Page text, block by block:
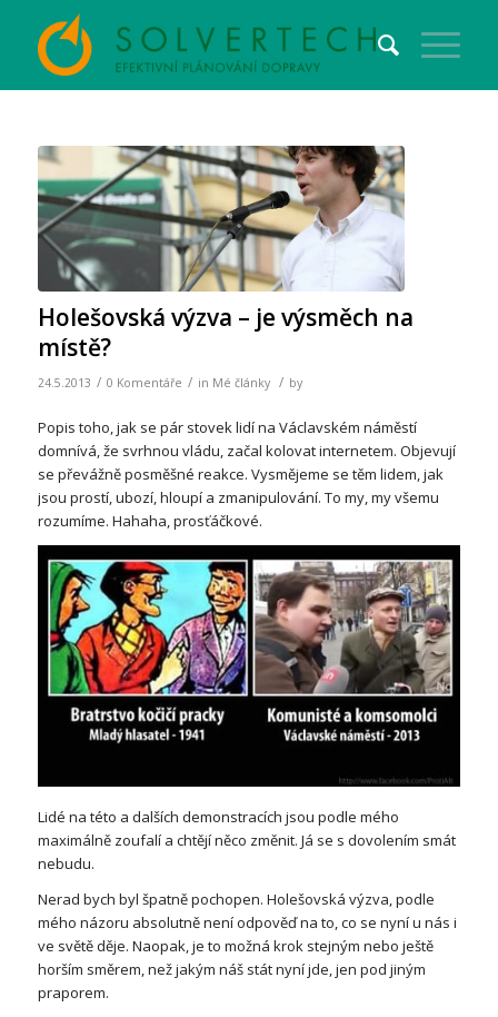
Holešovská výzva – je výsměch na
místě?
24.5.2013 / 0 Komentáře / in Mé články / by
Popis toho, jak se pár stovek lidí na Václavském náměstí
domnívá, že svrhnou vládu, začal kolovat internetem. Objevují
se převážně posměšné reakce. Vysmějeme se těm lidem, jak
jsou prostí, ubozí, hloupí a zmanipulování. To my, my všemu
rozumíme. Hahaha, prosťáčkové.
Lidé na této a dalších demonstracích jsou podle mého
maximálně zoufalí a chtějí něco změnit. Já se s dovolením smát
nebudu.
Nerad bych byl špatně pochopen. Holešovská výzva, podle
mého názoru absolutně není odpověď na to, co se nyní u nás i
ve světě děje. Naopak, je to možná krok stejným nebo ještě
horším směrem, než jakým náš stát nyní jde, jen pod jiným
praporem.